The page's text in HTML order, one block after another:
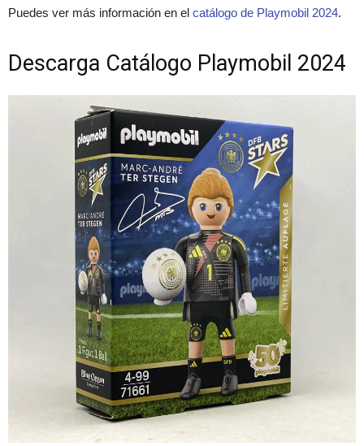
Puedes ver más información en el catálogo de Playmobil 2024.
Descarga Catálogo Playmobil 2024